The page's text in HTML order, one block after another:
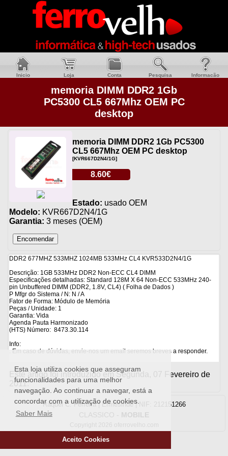
Esta loja utiliza cookies que asseguram
funcionalidades para uma melhor
navegação. Ao continuar a navegar, está a
concordar com a utilização de cookies.
Saber Mais
Aceito Cookies
Inicio Loja Conta Pesquisa Informacão
memoria DIMM DDR2 1Gb
PC5300 CL5 667Mhz OEM PC
desktop
memoria DIMM DDR2 1Gb PC5300
CL5 667Mhz OEM PC desktop
[KVR667D2N4/1G]
8.60€
Estado: usado OEM
Modelo: KVR667D2N4/1G
Garantia: 3 meses (OEM)
DDR2 677MHZ 533MHZ 1024MB 533MHz CL4 KVR533D2N4/1G
Descrição: 1GB 533MHz DDR2 Non-ECC CL4 DIMM
Especificações detalhadas: Standard 128M X 64 Non-ECC 533MHz 240-
pin Unbuffered DIMM (DDR2, 1.8V, CL4) ( Folha de Dados )
P Mfgr do Sistema / N: N / A
Fator de Forma: Módulo de Memória
Peças / Unidade: 1
Garantia: Vida
Agenda Pauta Harmonizado
(HTS) Número: 8473.30.114
Info:
. Em caso de dúvidas, envie-nos um email seremos breves a responder.
Este artigo foi introduzido em Segunda, 07 Fevereiro de
2011.
Raquel C. Ferreira | Ermesinde | NIF: 212151266
CLASSICO - MOBILE
Copyright 2026 oferrovelho.com